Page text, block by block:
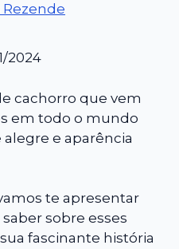
Rezende
2024
cachorro que vem
em todo o mundo
e aparência
te apresentar
sobre esses
fascinante história